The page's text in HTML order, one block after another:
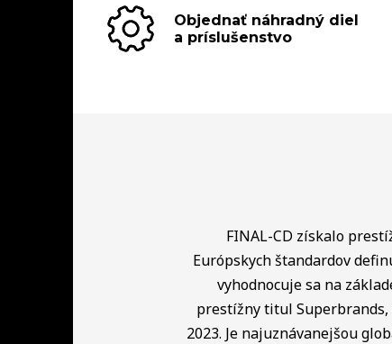
Objednať náhradný diel
a príslušenstvo
FINAL-CD získalo
Európskych štandardov
vyhodnocuje sa na
prestížny titul Superbrands,
2023. Je najuznávanejšou